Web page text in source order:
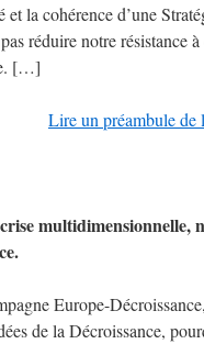
et la cohérence d’une
réduire notre résistance
[…]
Lire un préambule de
multidimensionnelle,
Europe-
de la Décroissance,